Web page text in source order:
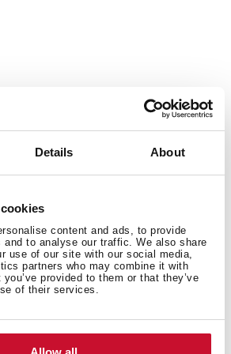
Details About
content and ads, to provide
and to analyse our traffic. We also share
use of our site with our social media,
partners who may combine it with
provided to them or that they’ve
of their services.
стекло Quartzium 8 мм с
регуляторы
чёрного цвета Sabaf Serie 2®
решетки